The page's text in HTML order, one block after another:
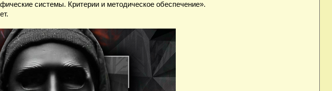
системы. Критерии и методическое обеспечение».